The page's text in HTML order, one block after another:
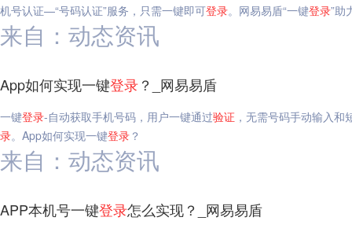
机号认证—“号码认证”服务，只需一键即可登录。网易易盾“一键登录”助
来自：动态资讯
App如何实现一键登录？_网易易盾
一键登录-自动获取手机号码，用户一键通过验证 ，无需号码手动输入和
录。App如何实现一键登录 ？
来自：动态资讯
APP本机号一键登录怎么实现？_网易易盾